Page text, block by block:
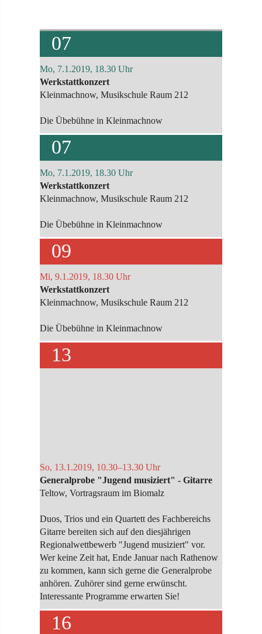
07
Mo, 7.1.2019, 18.30 Uhr
Werkstattkonzert
Kleinmachnow, Musikschule Raum 212
Die Übebühne in Kleinmachnow
07
Mo, 7.1.2019, 18.30 Uhr
Werkstattkonzert
Kleinmachnow, Musikschule Raum 212
Die Übebühne in Kleinmachnow
09
Mi, 9.1.2019, 18.30 Uhr
Werkstattkonzert
Kleinmachnow, Musikschule Raum 212
Die Übebühne in Kleinmachnow
13
So, 13.1.2019, 10.30–13.30 Uhr
Generalprobe "Jugend musiziert" - Gitarre
Teltow, Vortragsraum im Biomalz
Duos, Trios und ein Quartett des Fachbereichs
Gitarre bereiten sich auf den diesjährigen
Regionalwettbewerb "Jugend musiziert" vor.
Wer keine Zeit hat, Ende Januar nach Rathenow
zu kommen, kann sich gerne die Generalprobe
anhören. Zuhörer sind gerne erwünscht.
Interessante Programme erwarten Sie!
16